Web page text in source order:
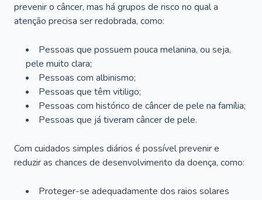
prevenir o câncer, mas há grupos de risco no qual a
atenção precisa ser redobrada, como:
Pessoas que possuem pouca melanina, ou seja,
pele muito clara;
Pessoas com albinismo;
Pessoas que têm vitiligo;
Pessoas com histórico de câncer de pele na família;
Pessoas que já tiveram câncer de pele.
Com cuidados simples diários é possível prevenir e
reduzir as chances de desenvolvimento da doença, como:
Proteger-se adequadamente dos raios solares